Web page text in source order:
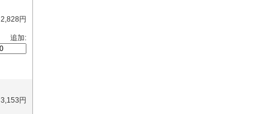
2,828円
追加:
3,153円